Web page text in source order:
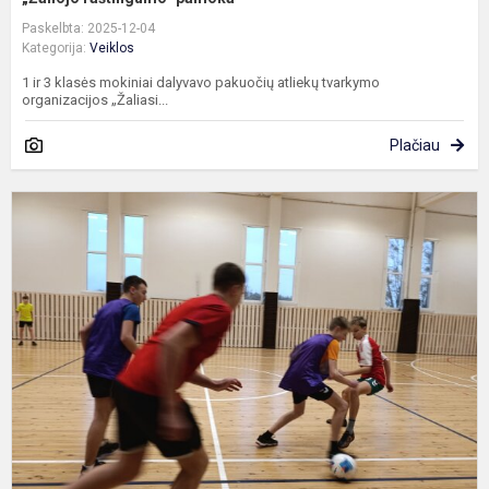
Paskelbta: 2025-12-04
Kategorija: Veiklos
1 ir 3 klasės mokiniai dalyvavo pakuočių atliekų tvarkymo
organizacijos „Žaliasi...
Plačiau